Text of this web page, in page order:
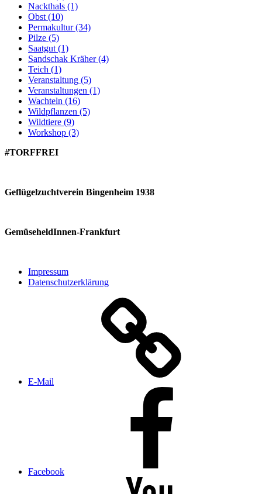
Nackthals (1)
Obst (10)
Permakultur(34)
Pilze (5)
Saatgut (1)
Sandschak Kräher(4)
Teich (1)
Veranstaltung (5)
Veranstaltungen (1)
Wachteln (16)
Wildpflanzen (5)
Wildtiere (9)
Workshop (3)
#TORFFREI
Geflügelzuchtverein Bingenheim 1938
GemüseheldInnen-Frankfurt
Impressum
Datenschutzerklärung
E‑Mail
Facebook